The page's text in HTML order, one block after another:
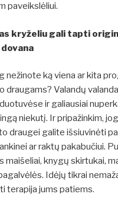
paveikslėliui.
kryželiu gali tapti
nežinote ką viena ar kita
draugams? Valandų
ir galiausiai
niekutį. Ir pripažinkim,
draugei galite išsiuvinėti
ar raktų pakabučiui.
maišeliai, knygų skirtukai,
Idėjų tikrai
terapija jums patiems.